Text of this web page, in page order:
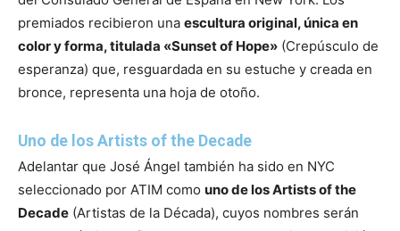
premiados recibieron una escultura original, única en
color y forma, titulada «Sunset of Hope» (Crepúsculo de
esperanza) que, resguardada en su estuche y creada en
bronce, representa una hoja de otoño.
Uno de los Artists of the Decade
Adelantar que José Ángel también ha sido en NYC
seleccionado por ATIM como uno de los Artists of the
Decade (Artistas de la Década), cuyos nombres serán